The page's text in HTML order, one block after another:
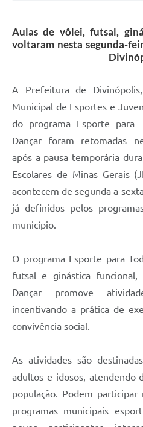
Aulas de vôlei, futsal,
voltaram nesta segunda-
A Prefeitura de
Municipal de Esportes e
do programa Esporte
Dançar foram retomadas
após a pausa temporária
Escolares de Minas Gerais
acontecem de segunda a
já definidos pelos
município.
O programa Esporte para
futsal e ginástica
Dançar promove
incentivando a prática de
convivência social.
As atividades são
adultos e idosos, atendendo
população. Podem
programas municipais